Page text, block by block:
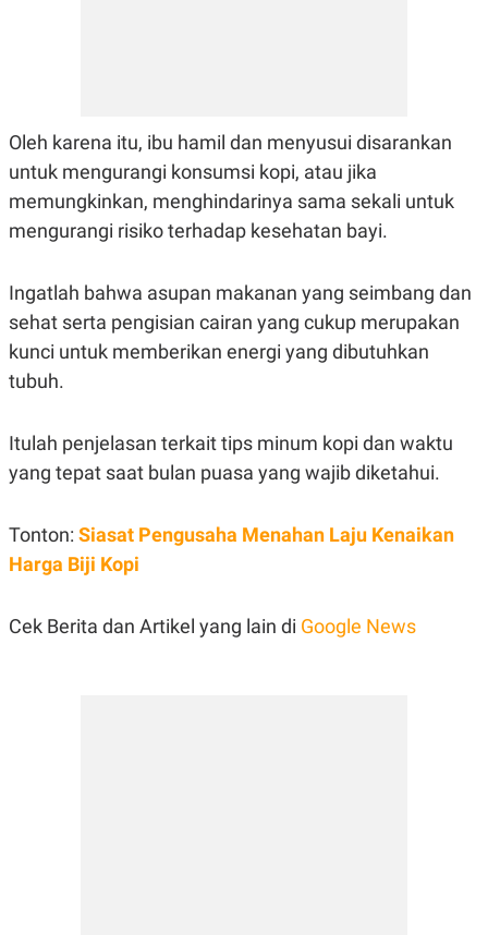
Oleh karena itu, ibu hamil dan menyusui disarankan
untuk mengurangi konsumsi kopi, atau jika
memungkinkan, menghindarinya sama sekali untuk
mengurangi risiko terhadap kesehatan bayi.
Ingatlah bahwa asupan makanan yang seimbang dan
sehat serta pengisian cairan yang cukup merupakan
kunci untuk memberikan energi yang dibutuhkan
tubuh.
Itulah penjelasan terkait tips minum kopi dan waktu
yang tepat saat bulan puasa yang wajib diketahui.
Tonton: Siasat Pengusaha Menahan Laju Kenaikan
Harga Biji Kopi
Cek Berita dan Artikel yang lain di Google News